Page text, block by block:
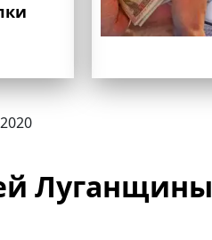
Луганщины